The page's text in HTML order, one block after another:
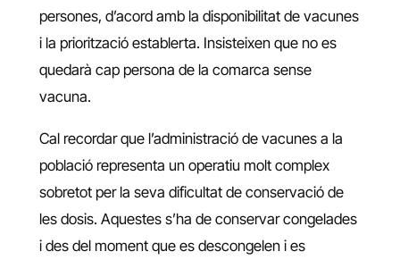
persones, d’acord amb la disponibilitat de vacunes
i la priorització establerta. Insisteixen que no es
quedarà cap persona de la comarca sense
vacuna.
Cal recordar que l’administració de vacunes a la
població representa un operatiu molt complex
sobretot per la seva dificultat de conservació de
les dosis. Aquestes s’ha de conservar congelades
i des del moment que es descongelen i es